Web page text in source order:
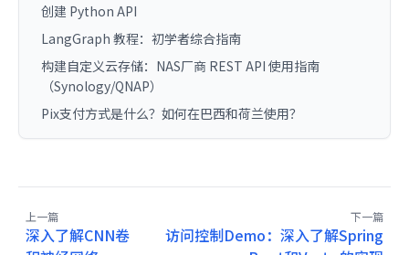
创建 Python API
LangGraph 教程：初学者综合指南
构建自定义云存储：NAS厂商 REST API 使用指南
（Synology/QNAP）
Pix支付方式是什么？如何在巴西和荷兰使用？
上一篇
深入了解CNN卷
下一篇
访问控制Demo：深入了解Spring